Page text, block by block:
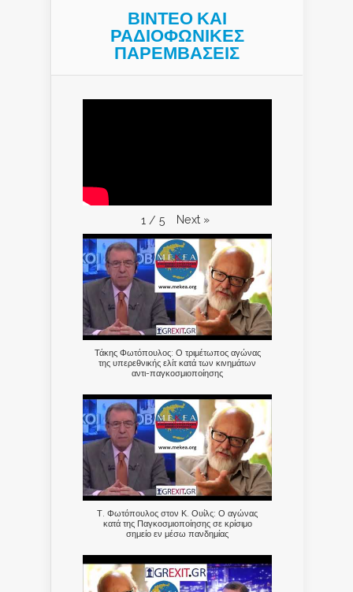
ΒΙΝΤΕΟ ΚΑΙ
ΡΑΔΙΟΦΩΝΙΚΕΣ
ΠΑΡΕΜΒΑΣΕΙΣ
1 / 5 Next »
Τάκης Φωτόπουλος: Ο τριμέτωπος αγώνας
της υπερεθνικής ελίτ κατά των κινημάτων
αντι-παγκοσμιοποίησης
Τ. Φωτόπουλος στον Κ. Ουίλς: Ο αγώνας
κατά της Παγκοσμιοποίησης σε κρίσιμο
σημείο εν μέσω πανδημίας